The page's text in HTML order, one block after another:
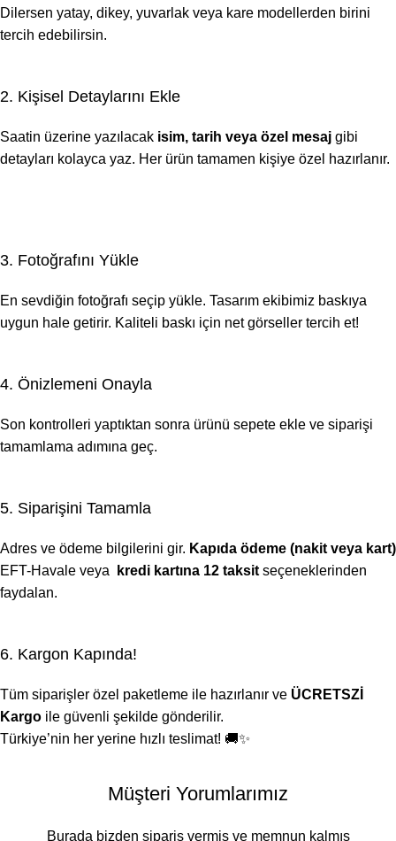
Dilersen yatay, dikey, yuvarlak veya kare modellerden birini
tercih edebilirsin.
2. Kişisel Detaylarını Ekle
Saatin üzerine yazılacak isim, tarih veya özel mesaj gibi
detayları kolayca yaz. Her ürün tamamen kişiye özel hazırlanır.
3. Fotoğrafını Yükle
En sevdiğin fotoğrafı seçip yükle. Tasarım ekibimiz baskıya
uygun hale getirir. Kaliteli baskı için net görseller tercih et!
4. Önizlemeni Onayla
Son kontrolleri yaptıktan sonra ürünü sepete ekle ve siparişi
tamamlama adımına geç.
5. Siparişini Tamamla
Adres ve ödeme bilgilerini gir. Kapıda ödeme (nakit veya kart)
EFT-Havale veya
kredi kartına 12 taksit seçeneklerinden
faydalan.
6. Kargon Kapında!
Tüm siparişler özel paketleme ile hazırlanır ve ÜCRETSZİ
Kargo ile güvenli şekilde gönderilir.
Türkiye’nin her yerine hızlı teslimat! 🚚✨
Müşteri Yorumlarımız
Burada bizden sipariş vermiş ve memnun kalmış